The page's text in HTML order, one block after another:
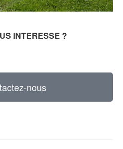
INTERESSE ?
nous